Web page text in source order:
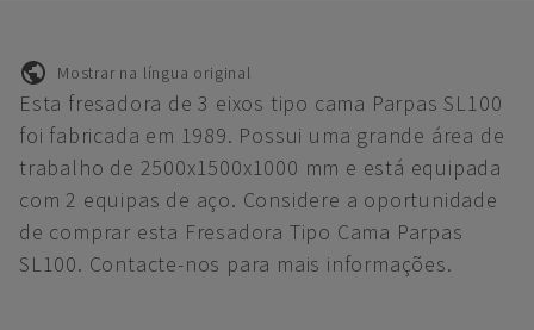
Mostrar na língua original
Esta fresadora de 3 eixos tipo cama Parpas SL100
foi fabricada em 1989. Possui uma grande área de
trabalho de 2500x1500x1000 mm e está equipada
com 2 equipas de aço. Considere a oportunidade
de comprar esta Fresadora Tipo Cama Parpas
SL100. Contacte-nos para mais informações.